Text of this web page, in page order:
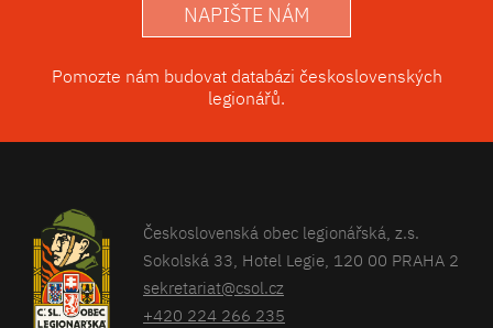
NAPIŠTE NÁM
Pomozte nám budovat databázi československých
legionářů.
Československá obec legionářská, z.s.
Sokolská 33, Hotel Legie, 120 00 PRAHA 2
sekretariat@csol.cz
+420 224 266 235